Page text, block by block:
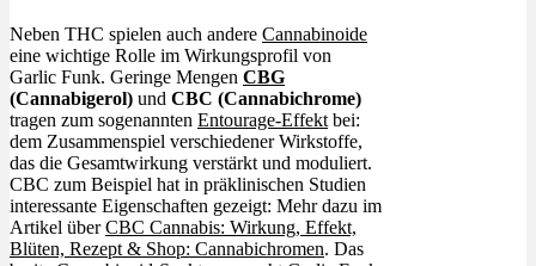
Neben THC spielen auch andere Cannabinoide
eine wichtige Rolle im Wirkungsprofil von
Garlic Funk. Geringe Mengen CBG
(Cannabigerol) und CBC (Cannabichrome)
tragen zum sogenannten Entourage-Effekt bei:
dem Zusammenspiel verschiedener Wirkstoffe,
das die Gesamtwirkung verstärkt und moduliert.
CBC zum Beispiel hat in präklinischen Studien
interessante Eigenschaften gezeigt: Mehr dazu im
Artikel überCBC Cannabis: Wirkung, Effekt,
Blüten, Rezept & Shop: Cannabichromen. Das